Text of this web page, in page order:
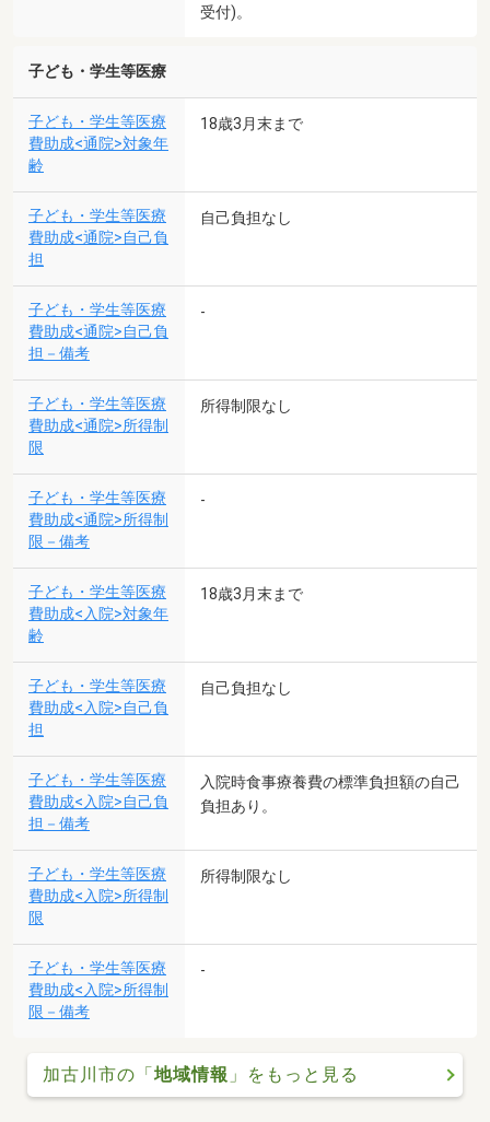
受付)。
子ども・学生等医療
子ども・学生等医療
費助成<通院>対象年
齢
18歳3月末まで
子ども・学生等医療
費助成<通院>自己負
担
自己負担なし
子ども・学生等医療
費助成<通院>自己負
担－備考
-
子ども・学生等医療
費助成<通院>所得制
限
所得制限なし
子ども・学生等医療
費助成<通院>所得制
限－備考
-
子ども・学生等医療
費助成<入院>対象年
齢
18歳3月末まで
子ども・学生等医療
費助成<入院>自己負
担
自己負担なし
子ども・学生等医療
費助成<入院>自己負
担－備考
入院時食事療養費の標準負担額の自己
負担あり。
子ども・学生等医療
費助成<入院>所得制
限
所得制限なし
子ども・学生等医療
費助成<入院>所得制
限－備考
-
加古川市の「地域情報 」をもっと見る